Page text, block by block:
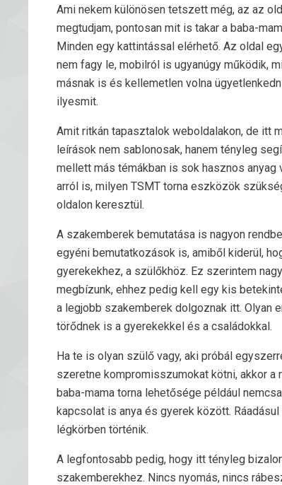
Ami nekem különösen tetszett még, az az
megtudjam, pontosan mit is takar a baba-
Minden egy kattintással elérhető. Az oldal
nem fagy le, mobilról is ugyanúgy működik,
másnak is és kellemetlen volna
ilyesmit.
Amit ritkán tapasztalok weboldalakon, de itt
leírások nem sablonosak, hanem tényleg
mellett más témákban is sok hasznos
arról is, milyen TSMT torna eszközök
oldalon keresztül.
A szakemberek bemutatása is nagyon
egyéni bemutatkozások is, amiből kiderül,
gyerekekhez, a szülőkhöz. Ez szerintem
megbízunk, ehhez pedig kell egy kis
a legjobb szakemberek dolgoznak itt. Olyan
törődnek is a gyerekekkel és a családokkal.
Ha te is olyan szülő vagy, aki próbál
szeretne kompromisszumokat kötni, akkor a
baba-mama torna lehetősége például
kapcsolat is anya és gyerek között.
légkörben történik.
A legfontosabb pedig, hogy itt tényleg
szakemberekhez. Nincs nyomás, nincs